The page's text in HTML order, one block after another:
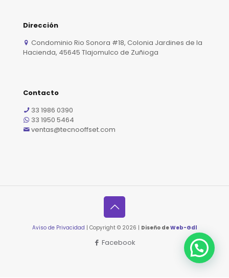
Dirección
Condominio Rio Sonora #18, Colonia Jardines de la
Hacienda, 45645 Tlajomulco de Zuñioga
Contacto
33 1986 0390
33 1950 5464
ventas@tecnooffset.com
Aviso de Privacidad | Copyright © 2026 | Diseño deWeb-Gdl
Facebook